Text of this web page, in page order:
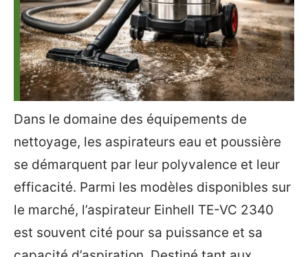
Dans le domaine des équipements de
nettoyage, les aspirateurs eau et poussière
se démarquent par leur polyvalence et leur
efficacité. Parmi les modèles disponibles sur
le marché, l’aspirateur Einhell TE-VC 2340
est souvent cité pour sa puissance et sa